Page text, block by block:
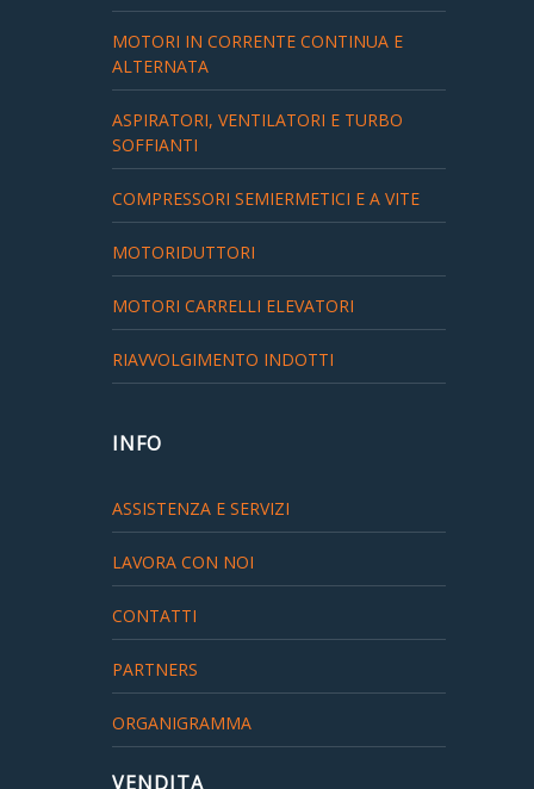
MOTORI IN CORRENTE CONTINUA E
ALTERNATA
ASPIRATORI, VENTILATORI E TURBO
SOFFIANTI
COMPRESSORI SEMIERMETICI E A VITE
MOTORIDUTTORI
MOTORI CARRELLI ELEVATORI
RIAVVOLGIMENTO INDOTTI
INFO
ASSISTENZA E SERVIZI
LAVORA CON NOI
CONTATTI
PARTNERS
ORGANIGRAMMA
VENDITA